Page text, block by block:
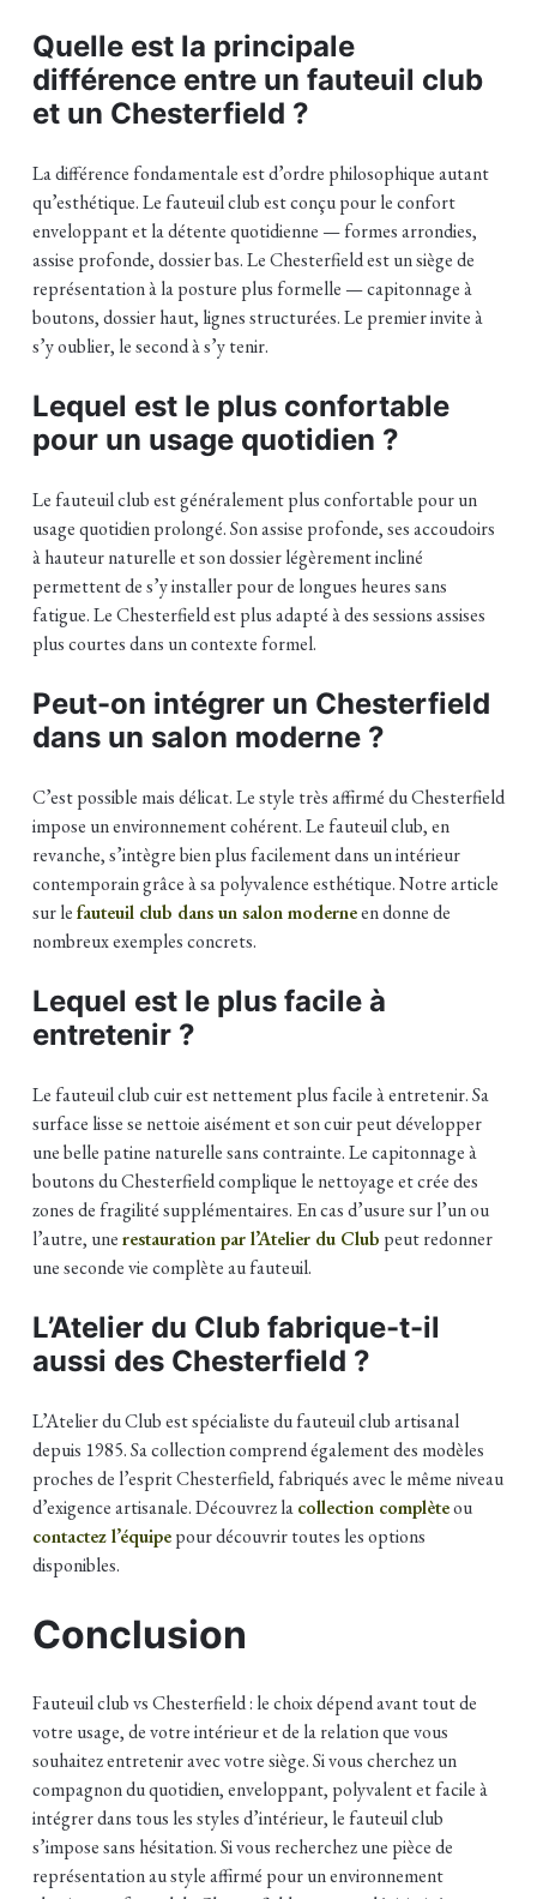
Quelle est la principale
différence entre un fauteuil club
et un Chesterfield ?
La différence fondamentale est d’ordre philosophique autant
qu’esthétique. Le fauteuil club est conçu pour le confort
enveloppant et la détente quotidienne — formes arrondies,
assise profonde, dossier bas. Le Chesterfield est un siège de
représentation à la posture plus formelle — capitonnage à
boutons, dossier haut, lignes structurées. Le premier invite à
s’y oublier, le second à s’y tenir.
Lequel est le plus confortable
pour un usage quotidien ?
Le fauteuil club est généralement plus confortable pour un
usage quotidien prolongé. Son assise profonde, ses accoudoirs
à hauteur naturelle et son dossier légèrement incliné
permettent de s’y installer pour de longues heures sans
fatigue. Le Chesterfield est plus adapté à des sessions assises
plus courtes dans un contexte formel.
Peut-on intégrer un Chesterfield
dans un salon moderne ?
C’est possible mais délicat. Le style très affirmé du Chesterfield
impose un environnement cohérent. Le fauteuil club, en
revanche, s’intègre bien plus facilement dans un intérieur
contemporain grâce à sa polyvalence esthétique. Notre article
sur lefauteuil club dans un salon moderneen donne de
nombreux exemples concrets.
Lequel est le plus facile à
entretenir ?
Le fauteuil club cuir est nettement plus facile à entretenir. Sa
surface lisse se nettoie aisément et son cuir peut développer
une belle patine naturelle sans contrainte. Le capitonnage à
boutons du Chesterfield complique le nettoyage et crée des
zones de fragilité supplémentaires. En cas d’usure sur l’un ou
l’autre, unerestauration par l’Atelier du Club peut redonner
une seconde vie complète au fauteuil.
L’Atelier du Club fabrique-t-il
aussi des Chesterfield ?
L’Atelier du Club est spécialiste du fauteuil club artisanal
depuis 1985. Sa collection comprend également des modèles
proches de l’esprit Chesterfield, fabriqués avec le même niveau
d’exigence artisanale. Découvrez lacollection complèteou
contactez l’équipepour découvrir toutes les options
disponibles.
Conclusion
Fauteuil club vs Chesterfield : le choix dépend avant tout de
votre usage, de votre intérieur et de la relation que vous
souhaitez entretenir avec votre siège. Si vous cherchez un
compagnon du quotidien, enveloppant, polyvalent et facile à
intégrer dans tous les styles d’intérieur, le fauteuil club
s’impose sans hésitation. Si vous recherchez une pièce de
représentation au style affirmé pour un environnement